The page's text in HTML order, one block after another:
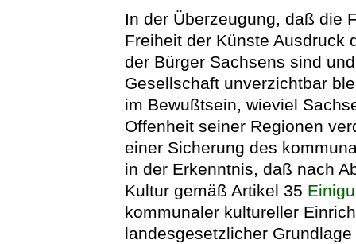
In der Überzeugung, daß die
Freiheit der Künste Ausdruck
der Bürger Sachsens sind
Gesellschaft unverzichtbar
im Bewußtsein, wieviel
Offenheit seiner Regionen
einer Sicherung des
in der Erkenntnis, daß nach
Kultur gemäß Artikel 35
kommunaler kultureller
landesgesetzlicher